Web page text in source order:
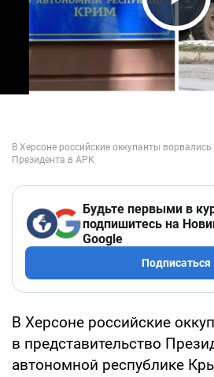
Будьте первыми в
подпишитесь на
Google
Подписаться
В Херсоне российские
в представительство
автономной республике